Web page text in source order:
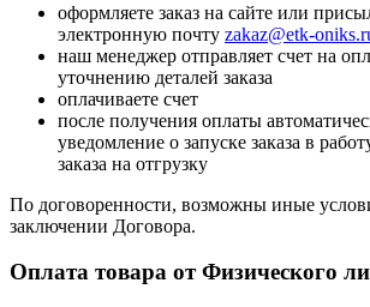
оформляете заказ на сайте или
электронную почту zakaz@etk-
наш менеджер отправляет счет на
уточнению деталей заказа
оплачиваете счет
после получения оплаты
уведомление о запуске заказа в
заказа на отгрузку
По договоренности, возможны иные
заключении Договора.
Оплата товара от Физического